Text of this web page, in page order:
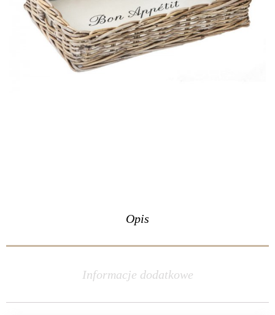
Opis
Informacje dodatkowe